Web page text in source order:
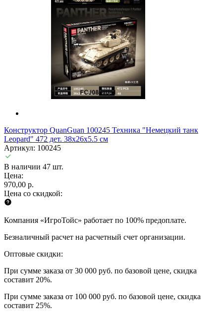
Конструктор QuanGuan 100245 Техника "Немецкий танк
Leopard" 472 дет. 38x26x5.5 см
Артикул: 100245
В наличии 47 шт.
Цена:
970,00 р.
Цена со скидкой:
Компания «ИгроТойс» работает по 100% предоплате.
Безналичный расчет на расчетный счет организации.
Оптовые скидки:
При сумме заказа от 30 000 руб. по базовой цене, скидка
составит 20%.
При сумме заказа от 100 000 руб. по базовой цене, скидка
составит 25%.